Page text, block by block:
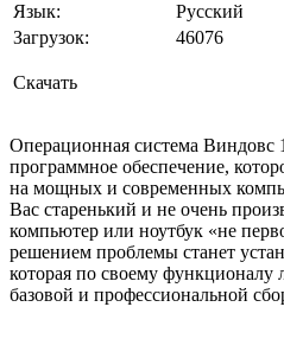
Язык:
Русский
Загрузок:
46076
Скачать
Операционная система Виндовс
программное обеспечение,
на мощных и современных
Вас старенький и не очень
компьютер или ноутбук «не
решением проблемы станет
которая по своему функционалу
базовой и профессиональной